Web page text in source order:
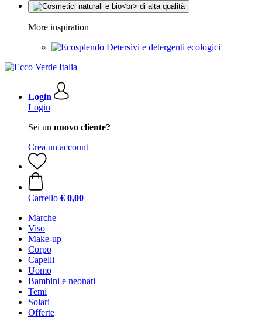
More inspiration
Detersivi e detergenti ecologici
Login
Login
Sei un nuovo cliente?
Crea un account
Carrello € 0,00
Marche
Viso
Make-up
Corpo
Capelli
Uomo
Bambini e neonati
Temi
Solari
Offerte